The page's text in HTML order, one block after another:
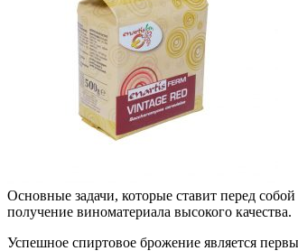
Основные задачи, которые ставит перед
получение виноматериала высокого качества.
Успешное спиртовое брожение является